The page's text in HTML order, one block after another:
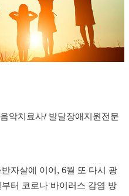
악치료사/ 발달장애지원전문
자살에 이어, 6월 또 다시 광
터 코로나 바이러스 감염 방